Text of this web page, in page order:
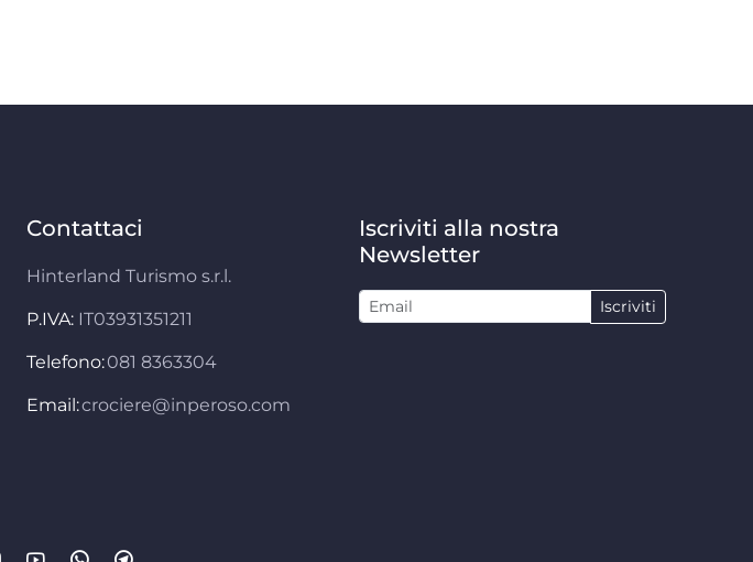
Contattaci
Hinterland Turismo s.r.l.
P.IVA: IT03931351211
Telefono:081 8363304
Email:crociere@inperoso.com
Iscriviti alla nostra
Newsletter
Iscriviti